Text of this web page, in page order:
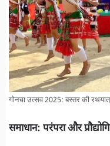
गोनचा उत्सव 2025: बस्तर की
समाधान: परंपरा और